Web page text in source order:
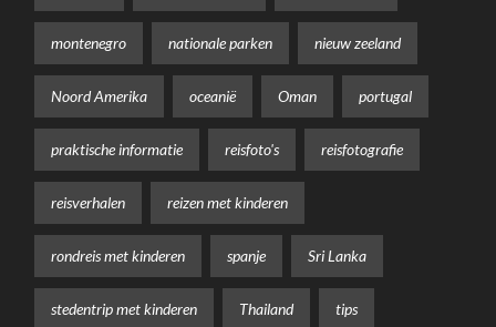
montenegro nationale parken nieuw zeeland
Noord Amerika oceanië Oman portugal
praktische informatie reisfoto's reisfotografie
reisverhalen reizen met kinderen
rondreis met kinderen spanje Sri Lanka
stedentrip met kinderen Thailand tips